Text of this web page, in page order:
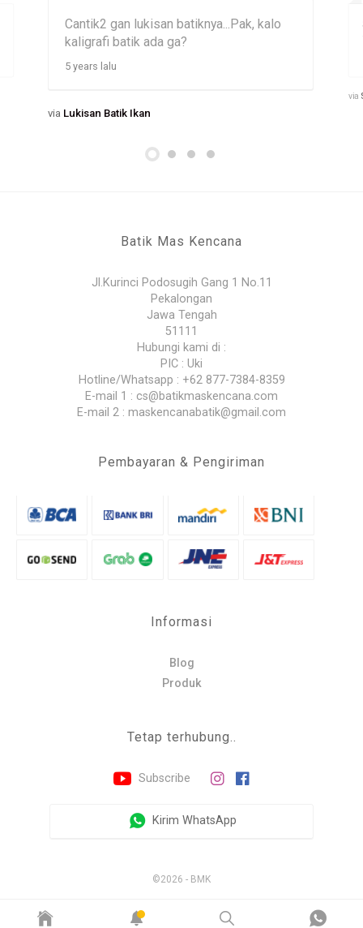
Cantik2 gan lukisan batiknya...Pak, kalo
kaligrafi batik ada ga?
5 years lalu
via Lukisan Batik Ikan
via
Batik Mas Kencana
Jl.Kurinci Podosugih Gang 1 No.11
Pekalongan
Jawa Tengah
51111
Hubungi kami di :
PIC : Uki
Hotline/Whatsapp : +62 877-7384-8359
E-mail 1 : cs@batikmaskencana.com
E-mail 2 : maskencanabatik@gmail.com
Pembayaran & Pengiriman
Informasi
Blog
Produk
Tetap terhubung..
Subscribe
Kirim WhatsApp
©2026 - BMK